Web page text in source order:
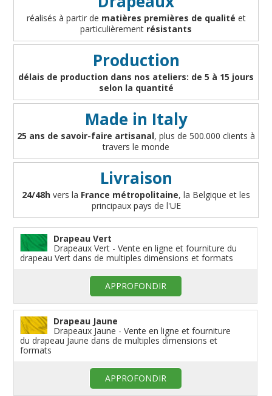
Régions italiennes
Territoires canadiens
Etats U.S.A.
Régions reste du monde
Territoires britanniques d'outre mer
Provinces espagnoles
Provinces italiennes
Provinces néerlandaises
Cantons suisses
Provinces reste du monde
Villes espagnoles
Villes italiennes
Villes reste du monde
Code maritime international
Grand pavois
Drapeaux de plage
Drapeaux de courtoisie
Drapeaux historiques
Américains
Britanniques
Italiens
Reste du monde
Drapeaux particuliers
Drapeaux diplomatiques
Drapeaux organisations internationales
Drapeaux publicitaires
Drapeaux groupes ethniques & nations non
reconnues
Drapeaux personnalisés
Fanions personnalisés
Drapeaux à voile et à goutte
Drapeaux pirates
Drapeaux de table
APPROFONDIR
réalisés à partir de matières premières de qualité et
particulièrement résistants
Production
délais de production dans nos ateliers: de 5 à 15 jours
selon la quantité
Made in Italy
25 ans de savoir-faire artisanal, plus de 500.000 clients à
travers le monde
Livraison
24/48h vers la France métropolitaine, la Belgique et les
principaux pays de l'UE
Drapeau Vert
Drapeaux Vert - Vente en ligne et fourniture du
drapeau Vert dans de multiples dimensions et formats
APPROFONDIR
Drapeau Jaune
Drapeaux Jaune - Vente en ligne et fourniture
du drapeau Jaune dans de multiples dimensions et
formats
APPROFONDIR